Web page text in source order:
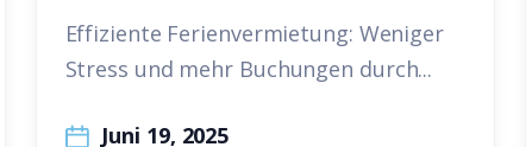
Effiziente Ferienvermietung: Weniger
Stress und mehr Buchungen durch...
Juni 19, 2025